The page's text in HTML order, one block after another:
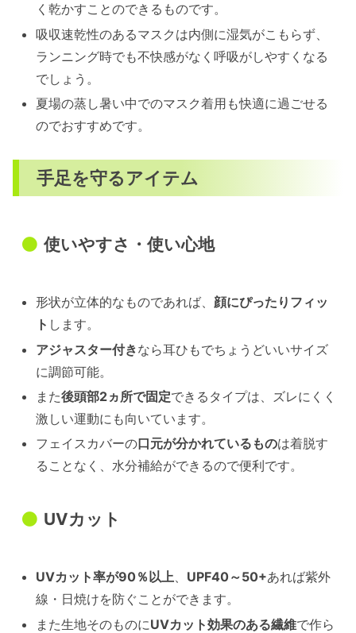
く乾かすことのできるものです。
吸収速乾性のあるマスクは内側に湿気がこもらず、
ランニング時でも不快感がなく呼吸がしやすくなる
でしょう。
夏場の蒸し暑い中でのマスク着用も快適に過ごせる
のでおすすめです。
手足を守るアイテム
使いやすさ・使い心地
形状が立体的なものであれば、 顔にぴったりフィッ
ト します。
アジャスター付きなら耳ひもでちょうどいいサイズ
に調節可能。
また後頭部2ヵ所で固定できるタイプは、ズレにくく
激しい運動にも向いています。
フェイスカバーの口元が分かれているものは着脱す
ることなく、水分補給ができるので便利です。
UVカット
UVカット率が90％以上、 UPF40～50+あれば紫外
線・日焼けを防ぐことができます。
また生地そのものにUVカット効果のある繊維で作ら